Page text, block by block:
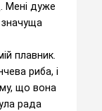
Мені дуже
значуща
плавник.
риба, і
що вона
рада